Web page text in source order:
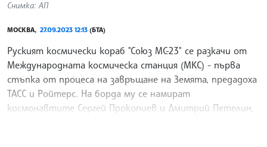
Снимка: АП
МОСКВА, 27.09.2023 12:13 (БТА)
Руският космически кораб "Союз МС-23" се разкачи от
Международната космическа станция (МКС) - първа
стъпка от процеса на завръщане на Земята, предадоха
ТАСС и Ройтерс. На борда му се намират
космонавтите Сергей Прокопиев и Дмитрий Петелин,